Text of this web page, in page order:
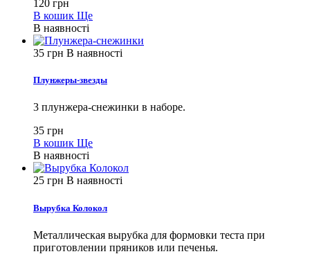
120 грн
В кошик Ще
В наявності
35 грн В наявності
Плунжеры-звезды
3 плунжера-снежинки в наборе.
35 грн
В кошик Ще
В наявності
25 грн В наявності
Вырубка Колокол
Металлическая вырубка для формовки теста при
приготовлении пряников или печенья.